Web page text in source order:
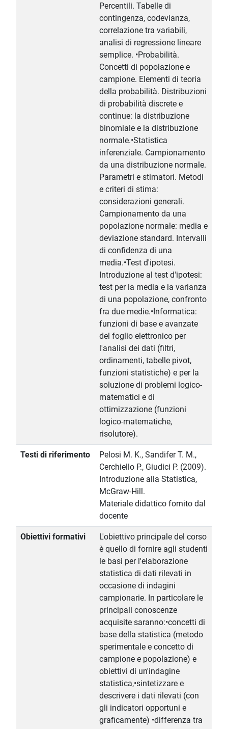
Percentili. Tabelle di
contingenza, codevianza,
correlazione tra variabili,
analisi di regressione lineare
semplice. •Probabilità.
Concetti di popolazione e
campione. Elementi di teoria
della probabilità. Distribuzioni
di probabilità discrete e
continue: la distribuzione
binomiale e la distribuzione
normale.•Statistica
inferenziale. Campionamento
da una distribuzione normale.
Parametri e stimatori. Metodi
e criteri di stima:
considerazioni generali.
Campionamento da una
popolazione normale: media e
deviazione standard. Intervalli
di confidenza di una
media.•Test d'ipotesi.
Introduzione al test d'ipotesi:
test per la media e la varianza
di una popolazione, confronto
fra due medie.•Informatica:
funzioni di base e avanzate
del foglio elettronico per
l'analisi dei dati (filtri,
ordinamenti, tabelle pivot,
funzioni statistiche) e per la
soluzione di problemi logico-
matematici e di
ottimizzazione (funzioni
logico-matematiche,
risolutore).
Testi di riferimento
Pelosi M. K., Sandifer T. M.,
Cerchiello P., Giudici P. (2009).
Introduzione alla Statistica,
McGraw-Hill.
Materiale didattico fornito dal
docente
Obiettivi formativi
L'obiettivo principale del corso
è quello di fornire agli studenti
le basi per l'elaborazione
statistica di dati rilevati in
occasione di indagini
campionarie. In particolare le
principali conoscenze
acquisite saranno:•concetti di
base della statistica (metodo
sperimentale e concetto di
campione e popolazione) e
obiettivi di un'indagine
statistica,•sintetizzare e
descrivere i dati rilevati (con
gli indicatori opportuni e
graficamente) •differenza tra